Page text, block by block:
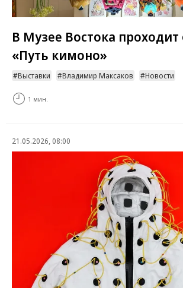
В Музее Востока
«Путь кимоно»
Выставки Владимир Максаков Новости
1 мин.
21.05.2026, 08:00